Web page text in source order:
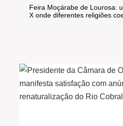
Feira Moçárabe de Lourosa:
X onde diferentes religiões